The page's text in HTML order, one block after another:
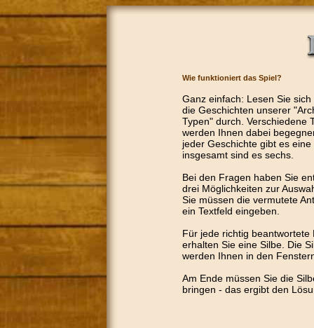
Wie funktioniert das Spiel?
Ganz einfach: Lesen Sie sich
die Geschichten unserer
Typen" durch. Verschiedene
werden Ihnen dabei
jeder Geschichte gibt es
insgesamt sind es sechs.
Bei den Fragen haben Sie
drei Möglichkeiten zur
Sie müssen die vermutete
ein Textfeld eingeben.
Für jede richtig beantwortete
erhalten Sie eine Silbe. Die
werden Ihnen in den
Am Ende müssen Sie die
bringen - das ergibt den